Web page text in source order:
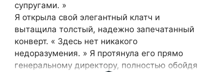
супругами. »
Я открыла свой элегантный клатч и
вытащила толстый, надежно запечатанный
конверт. « Здесь нет никакого
недоразумения. » Я протянула его прямо
генеральному директору, полностью обойдя